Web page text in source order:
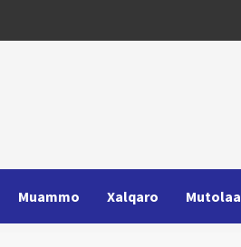
Muammo Xalqaro Mutolaa